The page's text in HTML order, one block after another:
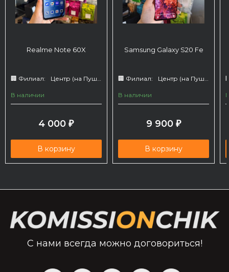
Realme Note 60X
🏢 Филиал: Центр (на Пушкина 66)
В наличии
4 000 ₽
В корзину
Samsung Galaxy S20 Fe
🏢 Филиал: Центр (на Пушкина 66)
В наличии
9 900 ₽
В корзину
С нами всегда можно договориться!